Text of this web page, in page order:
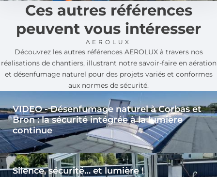
Ces autres références
peuvent vous intéresser
AEROLUX
Découvrez les autres références AEROLUX à travers nos
réalisations de chantiers, illustrant notre savoir-faire en aération
et désenfumage naturel pour des projets variés et conformes
aux normes de sécurité.
VIDEO - Désenfumage naturel à Corbas et
Bron : la sécurité intégrée à la lumière
continue
Silence, sécurité… et lumière !